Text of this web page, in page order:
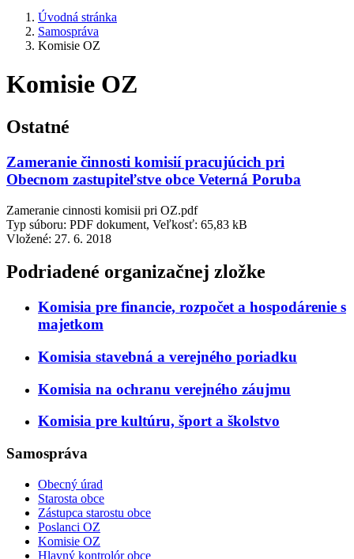
Úvodná stránka
Samospráva
Komisie OZ
Komisie OZ
Ostatné
Zameranie činnosti komisií pracujúcich pri
Obecnom zastupiteľstve obce Veterná Poruba
Zameranie cinnosti komisii pri OZ.pdf
Typ súboru: PDF dokument, Veľkosť: 65,83 kB
Vložené: 27. 6. 2018
Podriadené organizačnej zložke
Komisia pre financie, rozpočet a hospodárenie s
majetkom
Komisia stavebná a verejného poriadku
Komisia na ochranu verejného záujmu
Komisia pre kultúru, šport a školstvo
Samospráva
Obecný úrad
Starosta obce
Zástupca starostu obce
Poslanci OZ
Komisie OZ
Hlavný kontrolór obce